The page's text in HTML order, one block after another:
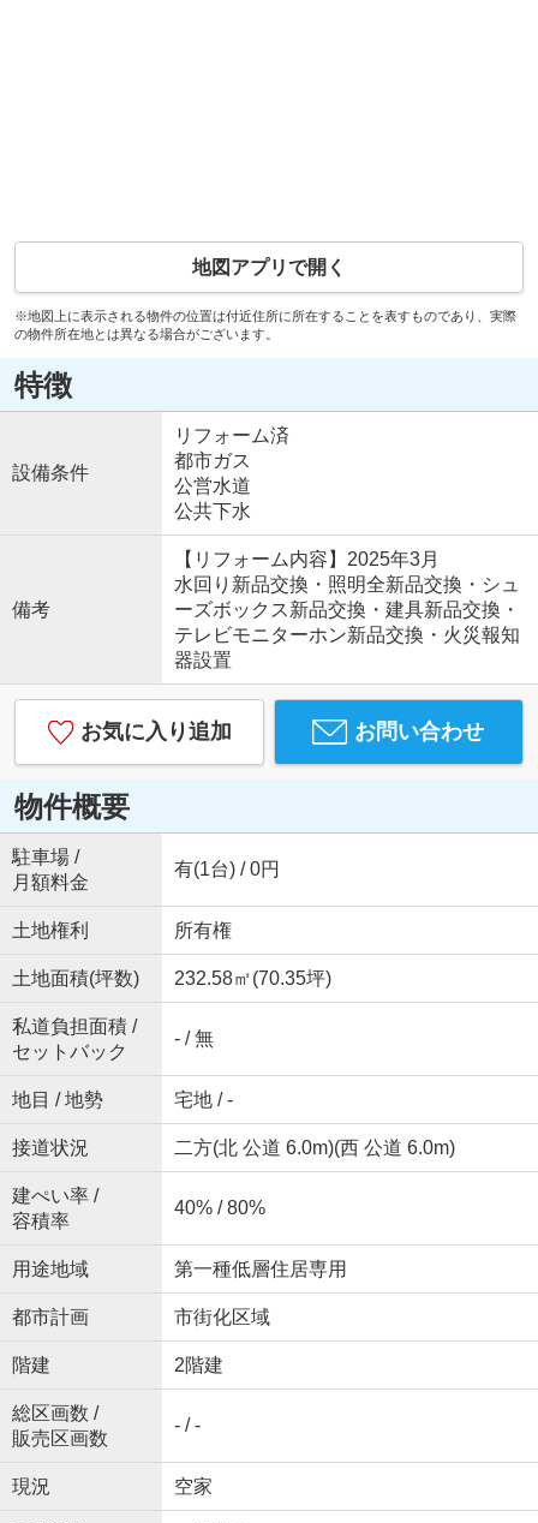
地図アプリで開く
※地図上に表示される物件の位置は付近住所に所在することを表すものであり、実際
の物件所在地とは異なる場合がございます。
特徴
設備条件
リフォーム済
都市ガス
公営水道
公共下水
備考
【リフォーム内容】2025年3月
水回り新品交換・照明全新品交換・シュ
ーズボックス新品交換・建具新品交換・
テレビモニターホン新品交換・火災報知
器設置
お気に入り追加 お問い合わせ
物件概要
駐車場 /
月額料金
有(1台) / 0円
土地権利 所有権
土地面積(坪数) 232.58㎡(70.35坪)
私道負担面積 /
セットバック
- / 無
地目 / 地勢 宅地 / -
接道状況 二方(北 公道 6.0m)(西 公道 6.0m)
建ぺい率 /
容積率
40% / 80%
用途地域 第一種低層住居専用
都市計画 市街化区域
階建 2階建
総区画数 /
販売区画数
- / -
現況 空家